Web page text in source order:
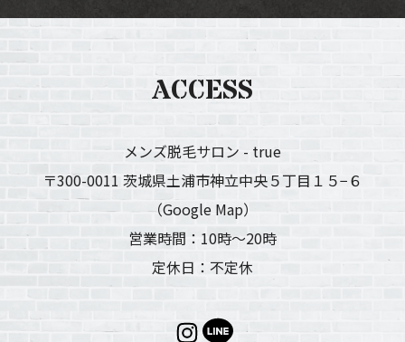
ACCESS
メンズ脱毛サロン - true
〒300-0011 茨城県土浦市神立中央５丁目１５−６
（Google Map）
営業時間：10時〜20時
定休日：不定休